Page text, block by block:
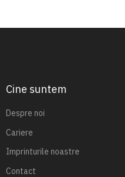
Cine suntem
Despre noi
Cariere
Imprinturile noastre
Contact